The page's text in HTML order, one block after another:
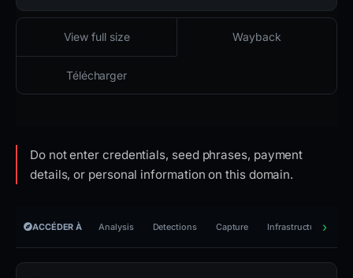
View full size Wayback
Télécharger
Do not enter credentials, seed phrases, payment
details, or personal information on this domain.
ACCÉDER À Analysis Detections Capture Infrastructure